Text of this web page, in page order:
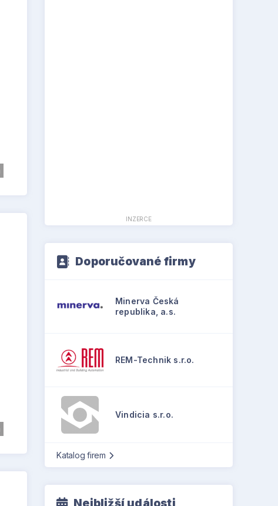
INZERCE
Doporučované firmy
Minerva Česká
republika, a.s.
REM-Technik s.r.o.
Vindicia s.r.o.
Katalog firem